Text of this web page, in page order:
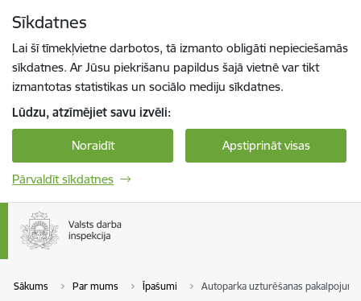
Sīkdatnes
Lai šī tīmekļvietne darbotos, tā izmanto obligāti nepieciešamās
sīkdatnes. Ar Jūsu piekrišanu papildus šajā vietnē var tikt
izmantotas statistikas un sociālo mediju sīkdatnes.
Lūdzu, atzīmējiet savu izvēli:
Noraidīt Apstiprināt visas
Pārvaldīt sīkdatnes
Sākums Par mums Īpašumi Autoparka uzturēšanas pakalpojumi